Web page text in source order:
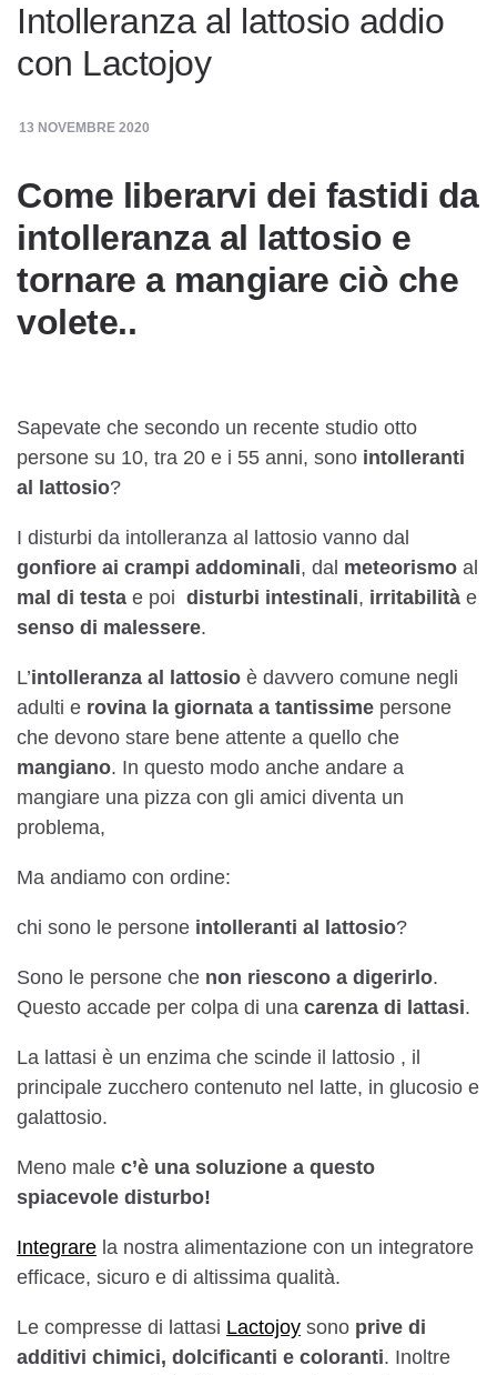
Intolleranza al lattosio addio
con Lactojoy
13 NOVEMBRE 2020
Come liberarvi dei fastidi da
intolleranza al lattosio e
tornare a mangiare ciò che
volete..
Sapevate che secondo un recente studio otto
persone su 10, tra 20 e i 55 anni, sono intolleranti
al lattosio?
I disturbi da intolleranza al lattosio vanno dal
gonfiore ai crampi addominali, dal meteorismo al
mal di testa e poi disturbi intestinali, irritabilità e
senso di malessere.
L’intolleranza al lattosio è davvero comune negli
adulti e rovina la giornata a tantissime persone
che devono stare bene attente a quello che
mangiano. In questo modo anche andare a
mangiare una pizza con gli amici diventa un
problema,
Ma andiamo con ordine:
chi sono le persone intolleranti al lattosio?
Sono le persone che non riescono a digerirlo.
Questo accade per colpa di una carenza di lattasi.
La lattasi è un enzima che scinde il lattosio , il
principale zucchero contenuto nel latte, in glucosio e
galattosio.
Meno male c’è una soluzione a questo
spiacevole disturbo!
Integrare la nostra alimentazione con un integratore
efficace, sicuro e di altissima qualità.
Le compresse di lattasi Lactojoy sono prive di
additivi chimici, dolcificanti e coloranti. Inoltre